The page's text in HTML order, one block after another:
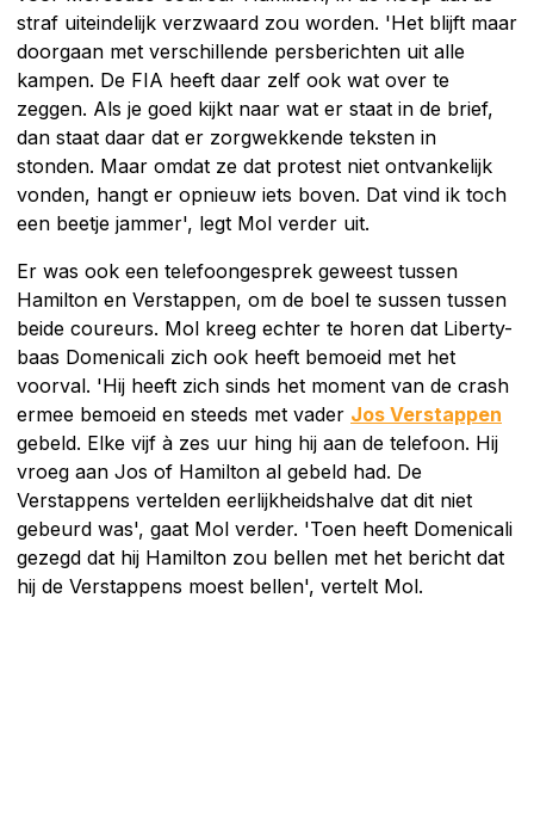
straf uiteindelijk verzwaard zou worden. 'Het blijft maar
doorgaan met verschillende persberichten uit alle
kampen. De FIA heeft daar zelf ook wat over te
zeggen. Als je goed kijkt naar wat er staat in de brief,
dan staat daar dat er zorgwekkende teksten in
stonden. Maar omdat ze dat protest niet ontvankelijk
vonden, hangt er opnieuw iets boven. Dat vind ik toch
een beetje jammer', legt Mol verder uit.
Er was ook een telefoongesprek geweest tussen
Hamilton en Verstappen, om de boel te sussen tussen
beide coureurs. Mol kreeg echter te horen dat Liberty-
baas Domenicali zich ook heeft bemoeid met het
voorval. 'Hij heeft zich sinds het moment van de crash
ermee bemoeid en steeds met vader Jos Verstappen
gebeld. Elke vijf à zes uur hing hij aan de telefoon. Hij
vroeg aan Jos of Hamilton al gebeld had. De
Verstappens vertelden eerlijkheidshalve dat dit niet
gebeurd was', gaat Mol verder. 'Toen heeft Domenicali
gezegd dat hij Hamilton zou bellen met het bericht dat
hij de Verstappens moest bellen', vertelt Mol.